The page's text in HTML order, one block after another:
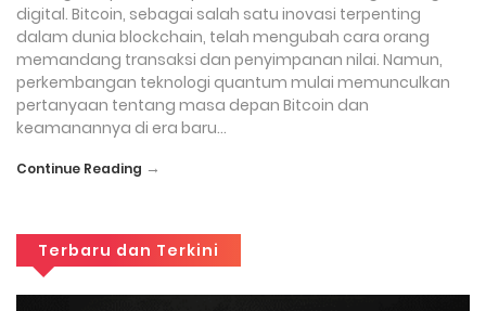
digital. Bitcoin, sebagai salah satu inovasi terpenting
dalam dunia blockchain, telah mengubah cara orang
memandang transaksi dan penyimpanan nilai. Namun,
perkembangan teknologi quantum mulai memunculkan
pertanyaan tentang masa depan Bitcoin dan
keamanannya di era baru…
Continue Reading →
Terbaru dan Terkini